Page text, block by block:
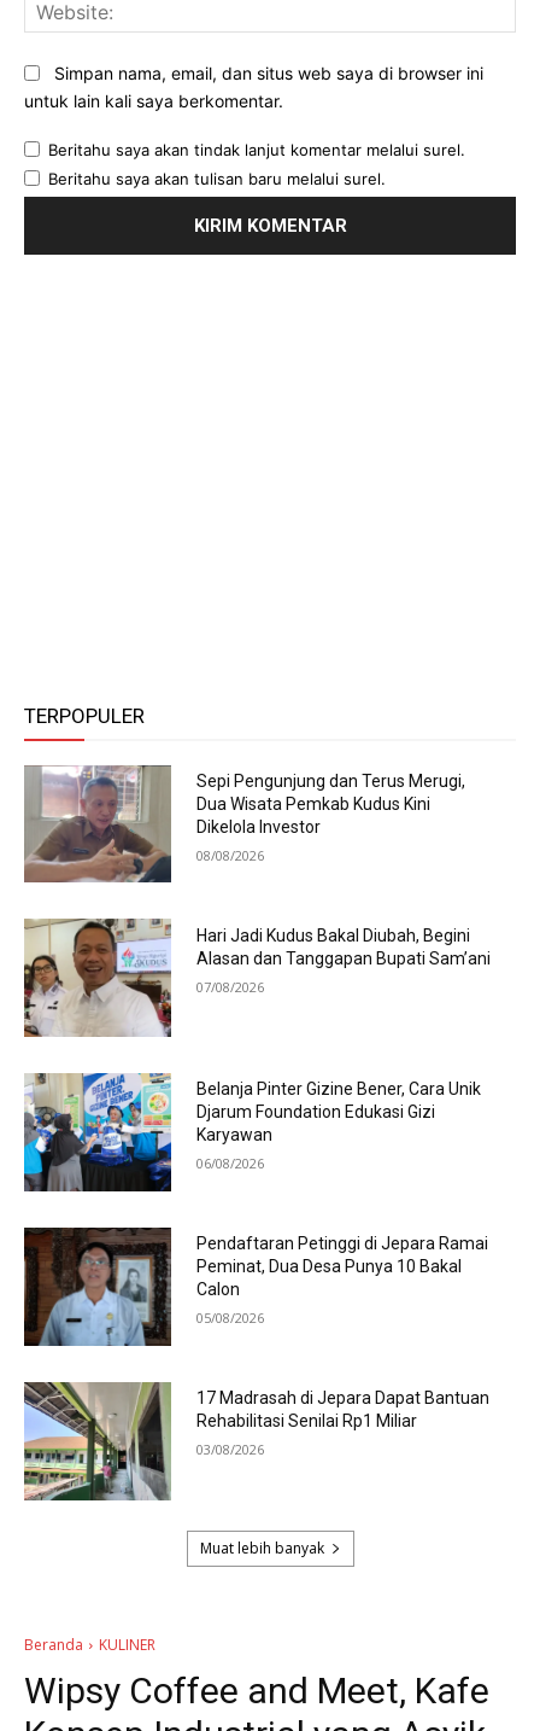
Simpan nama, email, dan situs web saya di browser ini
untuk lain kali saya berkomentar.
Beritahu saya akan tindak lanjut komentar melalui surel.
Beritahu saya akan tulisan baru melalui surel.
TERPOPULER
Sepi Pengunjung dan Terus Merugi,
Dua Wisata Pemkab Kudus Kini
Dikelola Investor
08/08/2026
Hari Jadi Kudus Bakal Diubah, Begini
Alasan dan Tanggapan Bupati Sam’ani
07/08/2026
Belanja Pinter Gizine Bener, Cara Unik
Djarum Foundation Edukasi Gizi
Karyawan
06/08/2026
Pendaftaran Petinggi di Jepara Ramai
Peminat, Dua Desa Punya 10 Bakal
Calon
05/08/2026
17 Madrasah di Jepara Dapat Bantuan
Rehabilitasi Senilai Rp1 Miliar
03/08/2026
Muat lebih banyak